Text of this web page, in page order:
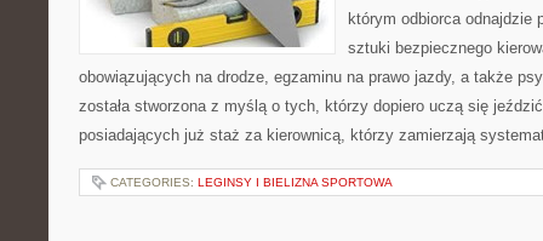
którym odbiorca odnajdzie
sztuki bezpiecznego
obowiązujących na drodze, egzaminu na prawo jazdy, a także
została stworzona z myślą o tych, którzy dopiero uczą się
posiadających już staż za kierownicą, którzy zamierzają
CATEGORIES: LEGINSY I BIELIZNA SPORTOWA